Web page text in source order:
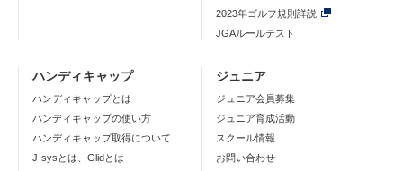
2023年ゴルフ規則詳説
JGAルールテスト
ハンディキャップ
ハンディキャップとは
ハンディキャップの使い方
ハンディキャップ取得について
J-sysとは、Glidとは
ジュニア
ジュニア会員募集
ジュニア育成活動
スクール情報
お問い合わせ